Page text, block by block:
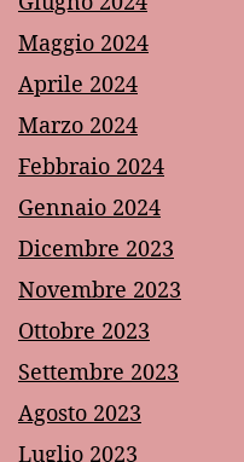
Maggio 2024
Aprile 2024
Marzo 2024
Febbraio 2024
Gennaio 2024
Dicembre 2023
Novembre 2023
Ottobre 2023
Settembre 2023
Agosto 2023
Luglio 2023